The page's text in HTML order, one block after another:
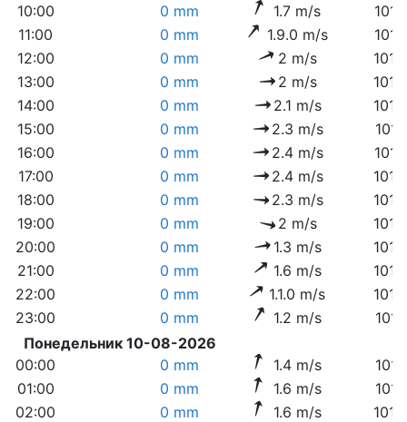
10:00
0 mm 1.7 m/s
11:00
0 mm 1.9.0 m/s
12:00
0 mm 2 m/s
13:00
0 mm 2 m/s
14:00
0 mm 2.1 m/s
15:00
0 mm 2.3 m/s
16:00
0 mm 2.4 m/s
17:00
0 mm 2.4 m/s
18:00
0 mm 2.3 m/s
19:00
0 mm 2 m/s
20:00
0 mm 1.3 m/s
21:00
0 mm 1.6 m/s
22:00
0 mm 1.1.0 m/s
23:00
0 mm 1.2 m/s
Понедельник 10-08-2026
00:00
0 mm 1.4 m/s
01:00
0 mm 1.6 m/s
02:00
0 mm 1.6 m/s